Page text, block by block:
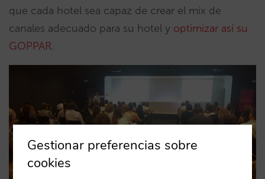
que cada hotel sea capaz de crear el mix de
canales adecuado para su hotel y optimizar así su
GOPPAR.
Gestionar preferencias sobre
cookies